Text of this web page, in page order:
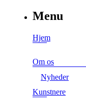
Menu
Hjem
Om os
Nyheder
Kunstnere